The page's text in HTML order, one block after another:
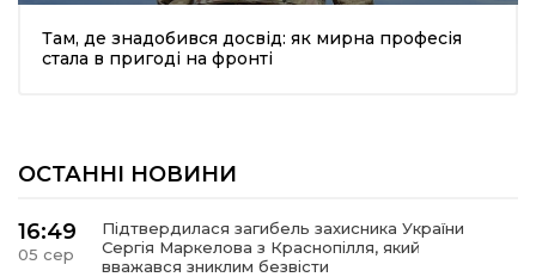
Там, де знадобився досвід: як мирна професія
стала в пригоді на фронті
ОСТАННІ НОВИНИ
16:49
05 сер
Підтвердилася загибель захисника України
Сергія Маркелова з Краснопілля, який
вважався зниклим безвісти